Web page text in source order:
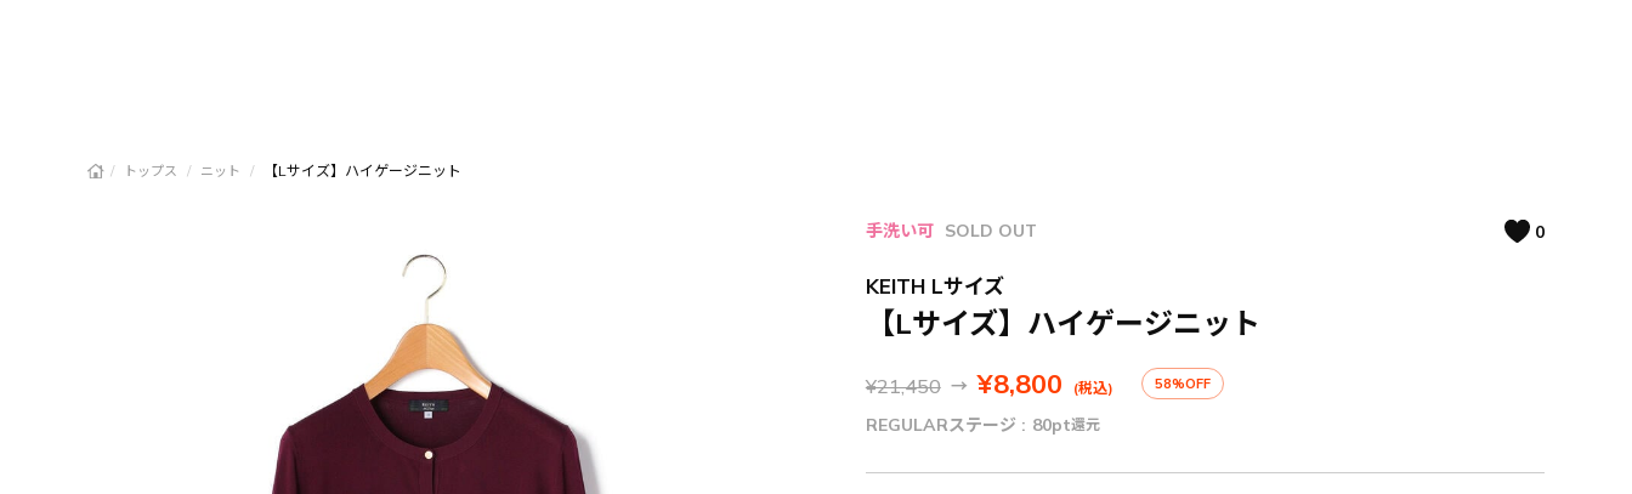
/ トップス / ニット / 【Lサイズ】ハイゲージニット
手洗い可 SOLD OUT 0
KEITH Lサイズ
【Lサイズ】ハイゲージニット
¥21,450 → ¥8,800 (税込) 58%OFF
REGULARステージ : 80pt還元